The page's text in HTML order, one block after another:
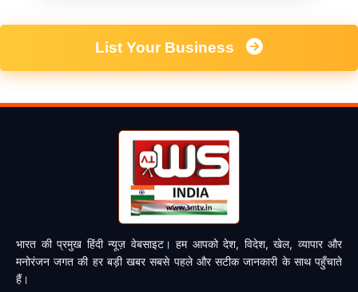
List Your Business
भारत की प्रमुख हिंदी न्यूज़ वेबसाइट। हम आपको देश, विदेश, खेल, व्यापार और
मनोरंजन जगत की हर बड़ी खबर सबसे पहले और सटीक जानकारी के साथ पहुँचाते
हैं।